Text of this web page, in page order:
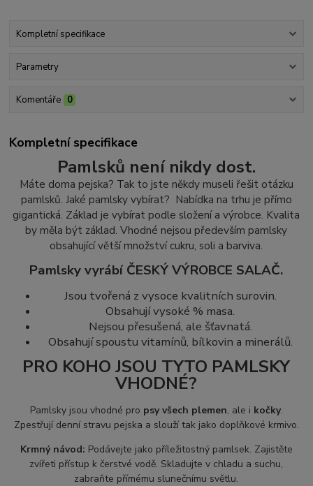
Kompletní specifikace
Parametry
Komentáře 0
Kompletní specifikace
Pamlsků není nikdy dost.
Máte doma pejska? Tak to jste někdy museli řešit otázku
pamlsků. Jaké pamlsky vybírat? Nabídka na trhu je přímo
gigantická. Základ je vybírat podle složení a výrobce. Kvalita
by měla být základ.Vhodné nejsou především pamlsky
obsahující větší množství cukru, soli a barviva.
Pamlsky vyrábí ČESKÝ VÝROBCE SALAČ.
Jsou tvořená z vysoce kvalitních surovin.
Obsahují vysoké % masa.
Nejsou přesušená, ale šťavnatá.
Obsahují spoustu vitamínů, bílkovin a minerálů.
PRO KOHO JSOU TYTO PAMLSKY
VHODNÉ?
Pamlsky jsou vhodné pro psy všech plemen, ale i kočky.
Zpestřují denní stravu pejska a slouží tak jako doplňkové krmivo.
Krmný návod: Podávejte jako příležitostný pamlsek. Zajistěte
zvířeti přístup k čerstvé vodě. Skladujte v chladu a suchu,
zabraňte přímému slunečnímu světlu.